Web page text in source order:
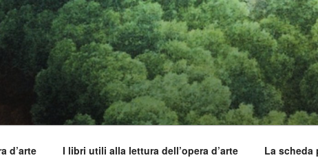
DELL'OPERA
e imparare ad amarle
d’arte I libri utili alla lettura dell’opera d’arte La scheda